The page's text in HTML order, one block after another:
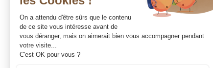
Stratégie patrimoniale
Stratégie financière
Transmission succession
Optimisation fiscale
Accompagnement d’entreprise